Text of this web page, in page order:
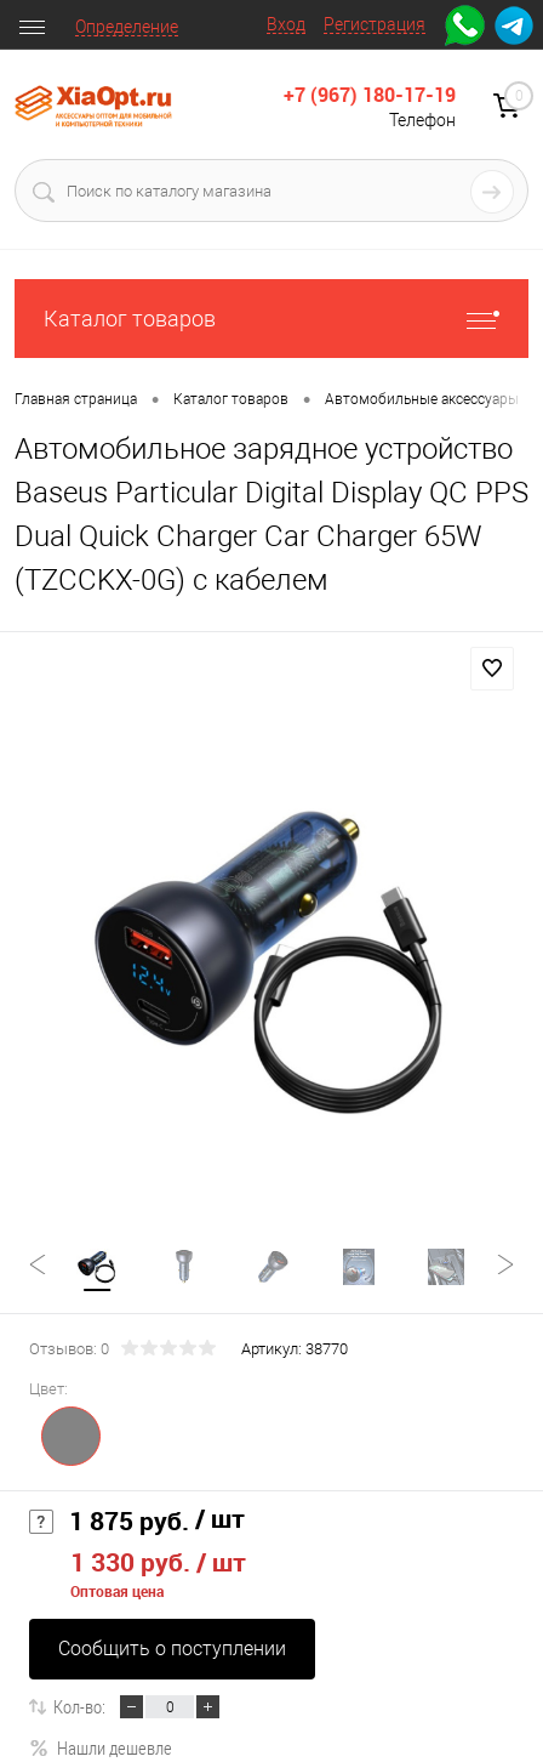
Вход Регистрация
Определение
+7 (967) 180-17-19
Телефон
0
Каталог товаров
Главная страница • Каталог товаров • Автомобильные аксессуары
Автомобильное зарядное устройство
Baseus Particular Digital Display QC PPS
Dual Quick Charger Car Charger 65W
(TZCCKX-0G) с кабелем
Отзывов: 0 Артикул: 38770
Цвет:
1 875 руб. / шт
1 330 руб. / шт
Оптовая цена
Сообщить о поступлении
Кол-во:
Нашли дешевле